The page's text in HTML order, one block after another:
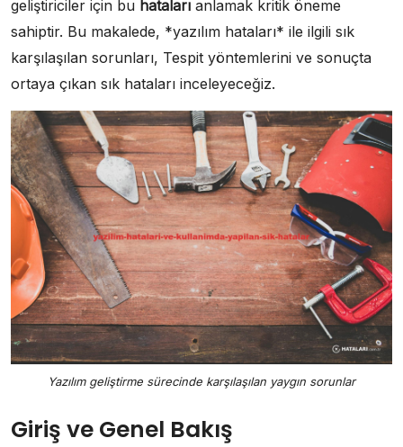
geliştiriciler için bu hataları anlamak kritik öneme
sahiptir. Bu makalede, *yazılım hataları* ile ilgili sık
karşılaşılan sorunları, Tespit yöntemlerini ve sonuçta
ortaya çıkan sık hataları inceleyeceğiz.
Yazılım geliştirme sürecinde karşılaşılan yaygın sorunlar
Giriş ve Genel Bakış